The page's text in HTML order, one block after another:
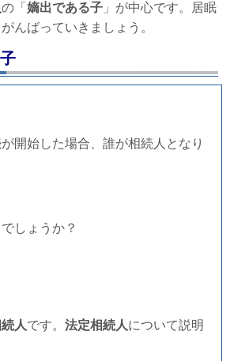
の「 嫡出である子 」が中心です。居眠
んばっていきましょう。
開始した場合、誰が相続人となり
しょうか？
人です。 法定相続人について説明